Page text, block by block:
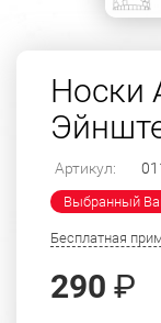
Носки
Артикул:
Выбранный
Бесплатная
290 ₽